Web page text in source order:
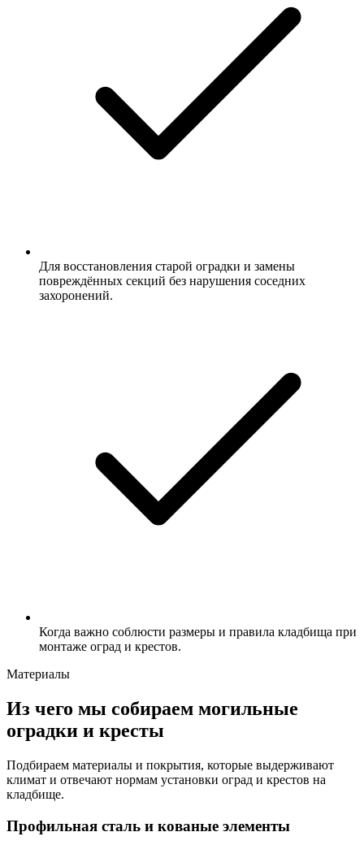
Для восстановления старой оградки и замены
повреждённых секций без нарушения соседних
захоронений.
Когда важно соблюсти размеры и правила кладбища при
монтаже оград и крестов.
Материалы
Из чего мы собираем могильные
оградки и кресты
Подбираем материалы и покрытия, которые выдерживают
климат и отвечают нормам установки оград и крестов на
кладбище.
Профильная сталь и кованые элементы